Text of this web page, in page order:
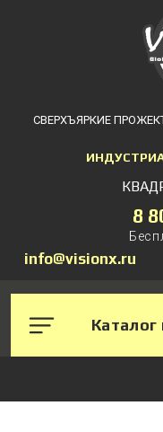
СВЕРХЪЯРКИЕ
8
info@visionx.ru